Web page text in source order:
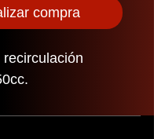
compra